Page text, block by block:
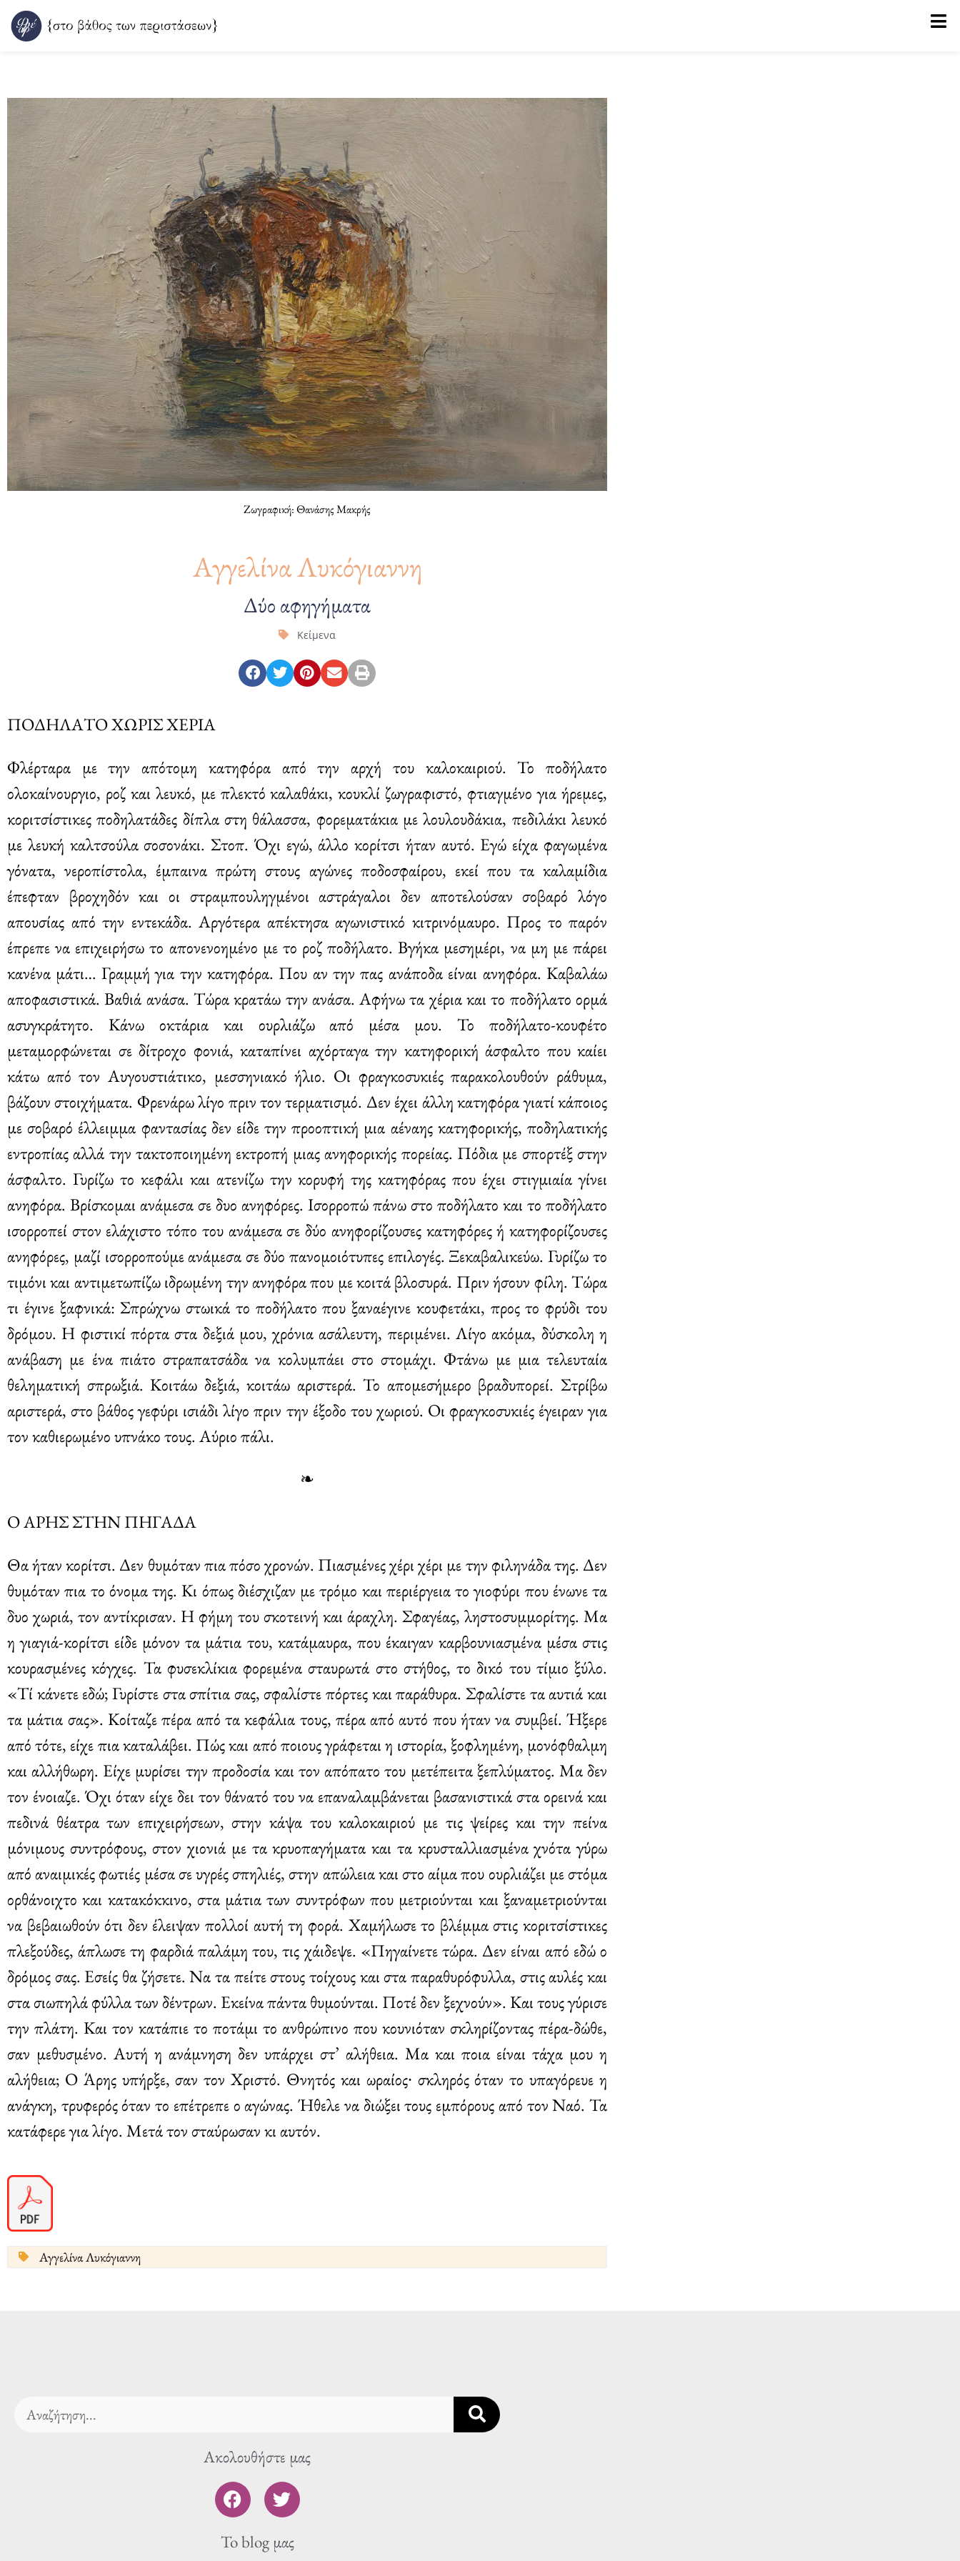
Μετάβαση
στο
Ζωγραφική: Θανάσης Μακρής
Αγγελίνα Λυκόγιαννη
Δύο αφηγήματα
Κείμενα
ΠΟΔΗΛΑΤΟ ΧΩΡΙΣ ΧΕΡΙΑ
Φλέρταρα με την απότομη κατηφόρα από την αρχή του καλοκαιριού. Το ποδήλατο
ολοκαίνουργιο, ροζ και λευκό, με πλεκτό καλαθάκι, κουκλί ζωγραφιστό, φτιαγμένο για ήρεμες,
κοριτσίστικες ποδηλατάδες δίπλα στη θάλασσα, φορεματάκια με λουλουδάκια, πεδιλάκι λευκό
με λευκή καλτσούλα σοσονάκι. Στοπ. Όχι εγώ, άλλο κορίτσι ήταν αυτό. Εγώ είχα φαγωμένα
γόνατα, νεροπίστολα, έμπαινα πρώτη στους αγώνες ποδοσφαίρου, εκεί που τα καλαμίδια
έπεφταν βροχηδόν και οι στραμπουληγμένοι αστράγαλοι δεν αποτελούσαν σοβαρό λόγο
απουσίας από την εντεκάδα. Αργότερα απέκτησα αγωνιστικό κιτρινόμαυρο. Προς το παρόν
έπρεπε να επιχειρήσω το απονενοημένο με το ροζ ποδήλατο. Βγήκα μεσημέρι, να μη με πάρει
κανένα μάτι… Γραμμή για την κατηφόρα. Που αν την πας ανάποδα είναι ανηφόρα. Καβαλάω
αποφασιστικά. Βαθιά ανάσα. Τώρα κρατάω την ανάσα. Αφήνω τα χέρια και το ποδήλατο ορμά
ασυγκράτητο. Κάνω οκτάρια και ουρλιάζω από μέσα μου. Το ποδήλατο-κουφέτο
μεταμορφώνεται σε δίτροχο φονιά, καταπίνει αχόρταγα την κατηφορική άσφαλτο που καίει
κάτω από τον Αυγουστιάτικο, μεσσηνιακό ήλιο. Οι φραγκοσυκιές παρακολουθούν ράθυμα,
βάζουν στοιχήματα. Φρενάρω λίγο πριν τον τερματισμό. Δεν έχει άλλη κατηφόρα γιατί κάποιος
με σοβαρό έλλειμμα φαντασίας δεν είδε την προοπτική μια αέναης κατηφορικής, ποδηλατικής
εντροπίας αλλά την τακτοποιημένη εκτροπή μιας ανηφορικής πορείας. Πόδια με σπορτέξ στην
άσφαλτο. Γυρίζω το κεφάλι και ατενίζω την κορυφή της κατηφόρας που έχει στιγμιαία γίνει
ανηφόρα. Βρίσκομαι ανάμεσα σε δυο ανηφόρες. Ισορροπώ πάνω στο ποδήλατο και το ποδήλατο
ισορροπεί στον ελάχιστο τόπο του ανάμεσα σε δύο ανηφορίζουσες κατηφόρες ή κατηφορίζουσες
ανηφόρες, μαζί ισορροπούμε ανάμεσα σε δύο πανομοιότυπες επιλογές. Ξεκαβαλικεύω. Γυρίζω το
τιμόνι και αντιμετωπίζω ιδρωμένη την ανηφόρα που με κοιτά βλοσυρά. Πριν ήσουν φίλη. Τώρα
τι έγινε ξαφνικά: Σπρώχνω στωικά το ποδήλατο που ξαναέγινε κουφετάκι, προς το φρύδι του
δρόμου. Η φιστικί πόρτα στα δεξιά μου, χρόνια ασάλευτη, περιμένει. Λίγο ακόμα, δύσκολη η
ανάβαση με ένα πιάτο στραπατσάδα να κολυμπάει στο στομάχι. Φτάνω με μια τελευταία
θεληματική σπρωξιά. Κοιτάω δεξιά, κοιτάω αριστερά. Το απομεσήμερο βραδυπορεί. Στρίβω
αριστερά, στο βάθος γεφύρι ισιάδι λίγο πριν την έξοδο του χωριού. Οι φραγκοσυκιές έγειραν για
τον καθιερωμένο υπνάκο τους. Αύριο πάλι.
❧
Ο ΑΡΗΣ ΣΤΗΝ ΠΗΓΑΔΑ
Θα ήταν κορίτσι. Δεν θυμόταν πια πόσο χρονών. Πιασμένες χέρι χέρι με την φιληνάδα της. Δεν
θυμόταν πια το όνομα της. Κι όπως διέσχιζαν με τρόμο και περιέργεια το γιοφύρι που ένωνε τα
δυο χωριά, τον αντίκρισαν. Η φήμη του σκοτεινή και άραχλη. Σφαγέας, ληστοσυμμορίτης. Μα
η γιαγιά-κορίτσι είδε μόνον τα μάτια του, κατάμαυρα, που έκαιγαν καρβουνιασμένα μέσα στις
κουρασμένες κόγχες. Τα φυσεκλίκια φορεμένα σταυρωτά στο στήθος, το δικό του τίμιο ξύλο.
«Τί κάνετε εδώ; Γυρίστε στα σπίτια σας, σφαλίστε πόρτες και παράθυρα. Σφαλίστε τα αυτιά και
τα μάτια σας». Κοίταζε πέρα από τα κεφάλια τους, πέρα από αυτό που ήταν να συμβεί. Ήξερε
από τότε, είχε πια καταλάβει. Πώς και από ποιους γράφεται η ιστορία, ξοφλημένη, μονόφθαλμη
και αλλήθωρη. Είχε μυρίσει την προδοσία και τον απόπατο του μετέπειτα ξεπλύματος. Μα δεν
τον ένοιαζε. Όχι όταν είχε δει τον θάνατό του να επαναλαμβάνεται βασανιστικά στα ορεινά και
πεδινά θέατρα των επιχειρήσεων, στην κάψα του καλοκαιριού με τις ψείρες και την πείνα
μόνιμους συντρόφους, στον χιονιά με τα κρυοπαγήματα και τα κρυσταλλιασμένα χνότα γύρω
από αναιμικές φωτιές μέσα σε υγρές σπηλιές, στην απώλεια και στο αίμα που ουρλιάζει με στόμα
ορθάνοιχτο και κατακόκκινο, στα μάτια των συντρόφων που μετριούνται και ξαναμετριούνται
να βεβαιωθούν ότι δεν έλειψαν πολλοί αυτή τη φορά. Χαμήλωσε το βλέμμα στις κοριτσίστικες
πλεξούδες, άπλωσε τη φαρδιά παλάμη του, τις χάιδεψε. «Πηγαίνετε τώρα. Δεν είναι από εδώ ο
δρόμος σας. Εσείς θα ζήσετε. Να τα πείτε στους τοίχους και στα παραθυρόφυλλα, στις αυλές και
στα σιωπηλά φύλλα των δέντρων. Εκείνα πάντα θυμούνται. Ποτέ δεν ξεχνούν». Και τους γύρισε
την πλάτη. Και τον κατάπιε το ποτάμι το ανθρώπινο που κουνιόταν σκληρίζοντας πέρα-δώθε,
σαν μεθυσμένο. Αυτή η ανάμνηση δεν υπάρχει στ’ αλήθεια. Μα και ποια είναι τάχα μου η
αλήθεια; Ο Άρης υπήρξε, σαν τον Χριστό. Θνητός και ωραίος∙ σκληρός όταν το υπαγόρευε η
ανάγκη, τρυφερός όταν το επέτρεπε ο αγώνας. Ήθελε να διώξει τους εμπόρους από τον Ναό. Τα
κατάφερε για λίγο. Μετά τον σταύρωσαν κι αυτόν.
Αγγελίνα Λυκόγιαννη
Search
Ακολουθήστε μας
F
a
c
e
T
w
i
t
To blog μας